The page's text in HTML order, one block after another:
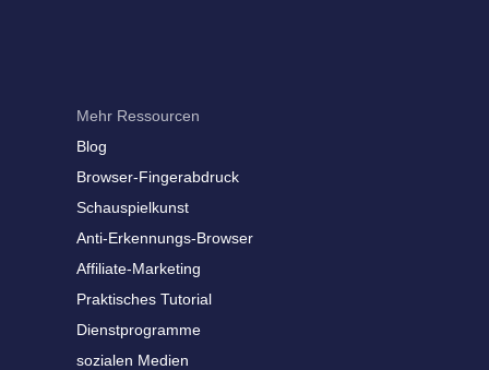
Mehr Ressourcen
Blog
Browser-Fingerabdruck
Schauspielkunst
Anti-Erkennungs-Browser
Affiliate-Marketing
Praktisches Tutorial
Dienstprogramme
sozialen Medien